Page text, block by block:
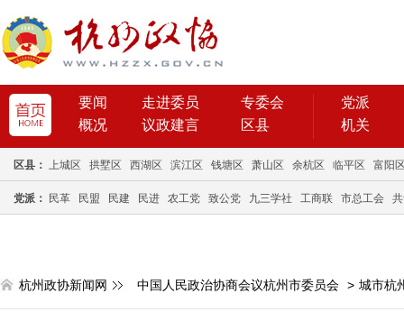
要闻 走进委员
专委会
概况
议政建言 区县
党派
机关
区县： 上城区 拱墅区 西湖区 滨江区 钱塘区 萧山区 余杭区 临平区 富阳
党派： 民革 民盟 民建 民进 农工党 致公党 九三学社 工商联 市总工会
杭州政协新闻网 中国人民政治协商会议杭州市委员会 > 城市杭